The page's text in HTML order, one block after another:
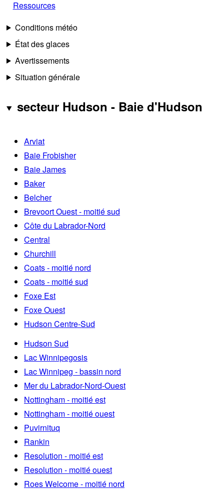
Ressources
Conditions météo
État des glaces
Avertissements
Situation générale
secteur Hudson - Baie d'Hudson
Arviat
Baie Frobisher
Baie James
Baker
Belcher
Brevoort Ouest - moitié sud
Côte du Labrador-Nord
Central
Churchill
Coats - moitié nord
Coats - moitié sud
Foxe Est
Foxe Ouest
Hudson Centre-Sud
Hudson Sud
Lac Winnipegosis
Lac Winnipeg - bassin nord
Mer du Labrador-Nord-Ouest
Nottingham - moitié est
Nottingham - moitié ouest
Puvirnituq
Rankin
Resolution - moitié est
Resolution - moitié ouest
Roes Welcome - moitié nord